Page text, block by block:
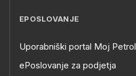
EPOSLOVANJE
Uporabniški portal Moj Petrol
ePoslovanje za podjetja